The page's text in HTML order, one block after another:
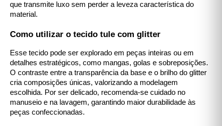
que transmite luxo sem perder a leveza característica do
material.
Como utilizar o tecido tule com glitter
Esse tecido pode ser explorado em peças inteiras ou em
detalhes estratégicos, como mangas, golas e sobreposições.
O contraste entre a transparência da base e o brilho do glitter
cria composições únicas, valorizando a modelagem
escolhida. Por ser delicado, recomenda-se cuidado no
manuseio e na lavagem, garantindo maior durabilidade às
peças confeccionadas.